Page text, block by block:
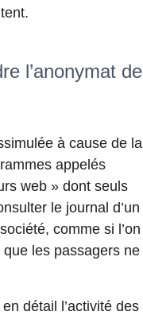
l’anonymat de
à cause de la
appelés
web » dont seuls
le journal d’un
comme si l’on
les passagers ne
détail l’activité des